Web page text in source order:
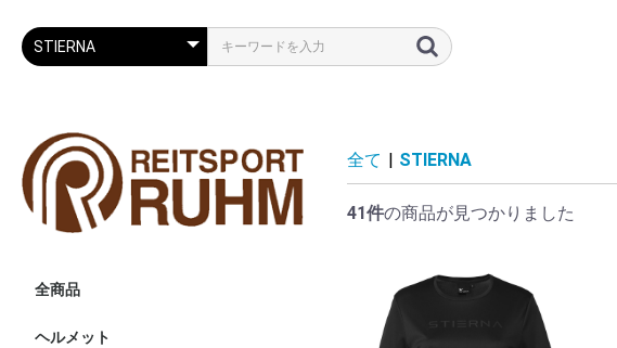
全商品
ヘルメット ヘルメット
その他・付属品等
全て | STIERNA
41件の商品が見つかりました